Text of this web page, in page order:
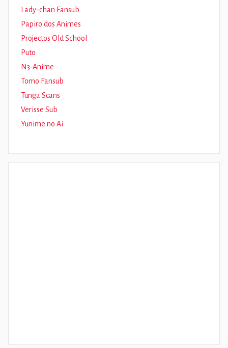
Lady-chan Fansub
Papiro dos Animes
Projectos Old School
Puto
N3-Anime
Tomo Fansub
Tunga Scans
Verisse Sub
Yunime no Ai